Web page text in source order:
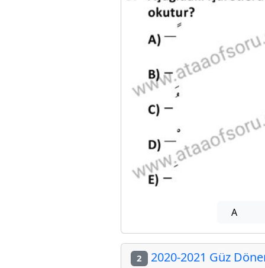
A
2 2020-2021 Güz